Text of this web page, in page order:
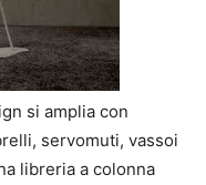
si amplia con
servomuti, vassoi
libreria a colonna